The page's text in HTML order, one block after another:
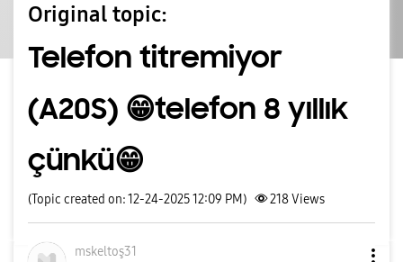
Original topic:
Telefon titremiyor
(A20S) 😁telefon 8 yıllık
çünkü😁
(Topic created on: 12-24-2025 12:09 PM) 218Views
mskeltoş31